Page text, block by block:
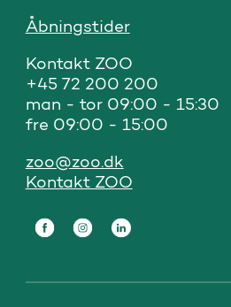
Åbningstider
Kontakt ZOO
+45 72 200 200
man - tor 09:00 - 15:30
fre 09:00 - 15:00
zoo@zoo.dk
Kontakt ZOO